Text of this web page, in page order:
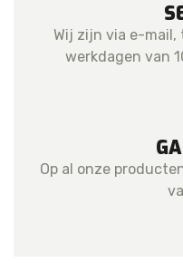
Wij zijn via e-mail,
werkdagen van
Op al onze